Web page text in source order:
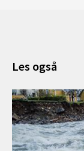
Les også